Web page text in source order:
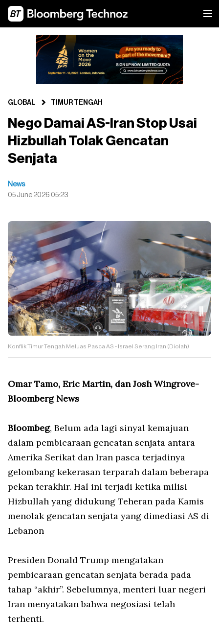
GLOBAL TIMUR TENGAH
Nego Damai AS-Iran Stop Usai
Hizbullah Tolak Gencatan
Senjata
News
05 June 2026 05:23
Konflik Timur Tengah Meluas Pasca AS - Israel Serang Iran (Diolah)
Omar Tamo, Eric Martin, dan Josh Wingrove-
Bloomberg News
Bloombeg, Belum ada lagi sinyal kemajuan
dalam pembicaraan gencatan senjata antara
Amerika Serikat dan Iran pasca terjadinya
gelombang kekerasan terparah dalam beberapa
pekan terakhir. Hal ini terjadi ketika milisi
Hizbullah yang didukung Teheran pada Kamis
menolak gencatan senjata yang dimediasi AS di
Lebanon
Presiden Donald Trump mengatakan
pembicaraan gencatan senjata berada pada
tahap “akhir”. Sebelumnya, menteri luar negeri
Iran menyatakan bahwa negosiasi telah
terhenti.